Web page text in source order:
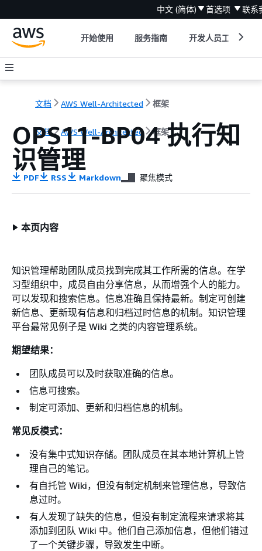
中文 (简体) 首选项 联系
开始使用 服务指南 开发人员工具
文档 AWS Well-Architected 框架
文档 AWS Well-Architected 框架
OPS11-BP04 执行知
识管理
PDF RSS Markdown 聚焦模式
本页内容
知识管理帮助团队成员找到完成其工作所需的信息。在学
习型组织中，成员自由分享信息，从而增强个人的能力。
可以发现和搜索信息。信息准确且保持最新。制定可创建
新信息、更新现有信息和归档过时信息的机制。知识管理
平台最常见例子是 Wiki 之类的内容管理系统。
期望结果：
团队成员可以及时获取准确的信息。
信息可搜索。
制定可添加、更新和归档信息的机制。
常见反模式：
没有集中式知识存储。团队成员在其本地计算机上管
理自己的笔记。
有自托管 Wiki，但没有制定机制来管理信息，导致信
息过时。
有人发现了缺失的信息，但没有制定流程来请求将其
添加到团队 Wiki 中。他们自己添加信息，但他们错过
了一个关键步骤，导致发生中断。